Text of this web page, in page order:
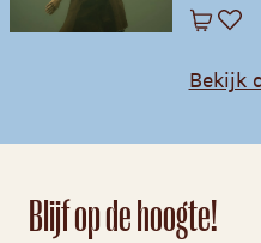
Bekijk
Blijf op de hoogte!